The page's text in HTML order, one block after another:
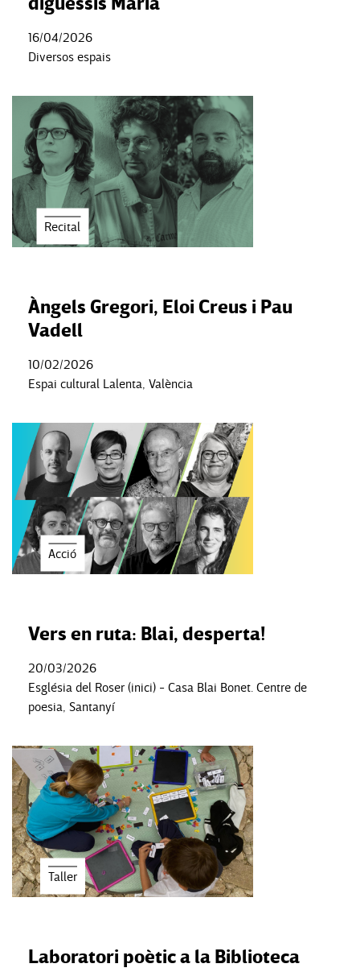
16/04/2026
Diversos espais
Recital
Àngels Gregori, Eloi Creus i Pau
Vadell
10/02/2026
Espai cultural Lalenta, València
Acció
Vers en ruta: Blai, desperta!
20/03/2026
Església del Roser (inici) - Casa Blai Bonet. Centre de
poesia, Santanyí
Taller
Laboratori poètic a la Biblioteca